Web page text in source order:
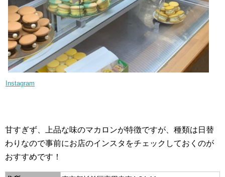
Instagram
甘すぎず、上品な味のマカロンが特徴ですが、種類は日替
わりなので事前にお店のインスタをチェックしておくのが
おすすめです！